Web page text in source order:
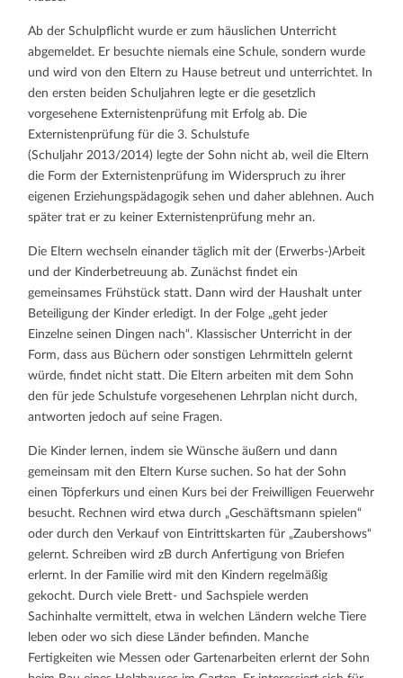
Ab der Schulpflicht wurde er zum häuslichen Unterricht
abgemeldet. Er besuchte niemals eine Schule, sondern wurde
und wird von den Eltern zu Hause betreut und unterrichtet. In
den ersten beiden Schuljahren legte er die gesetzlich
vorgesehene Externistenprüfung mit Erfolg ab. Die
Externistenprüfung für die 3. Schulstufe
(Schuljahr 2013/2014) legte der Sohn nicht ab, weil die Eltern
die Form der Externistenprüfung im Widerspruch zu ihrer
eigenen Erziehungspädagogik sehen und daher ablehnen. Auch
später trat er zu keiner Externistenprüfung mehr an.
Die Eltern wechseln einander täglich mit der (Erwerbs-)Arbeit
und der Kinderbetreuung ab. Zunächst findet ein
gemeinsames Frühstück statt. Dann wird der Haushalt unter
Beteiligung der Kinder erledigt. In der Folge „geht jeder
Einzelne seinen Dingen nach“. Klassischer Unterricht in der
Form, dass aus Büchern oder sonstigen Lehrmitteln gelernt
würde, findet nicht statt. Die Eltern arbeiten mit dem Sohn
den für jede Schulstufe vorgesehenen Lehrplan nicht durch,
antworten jedoch auf seine Fragen.
Die Kinder lernen, indem sie Wünsche äußern und dann
gemeinsam mit den Eltern Kurse suchen. So hat der Sohn
einen Töpferkurs und einen Kurs bei der Freiwilligen Feuerwehr
besucht. Rechnen wird etwa durch „Geschäftsmann spielen“
oder durch den Verkauf von Eintrittskarten für „Zaubershows“
gelernt. Schreiben wird zB durch Anfertigung von Briefen
erlernt. In der Familie wird mit den Kindern regelmäßig
gekocht. Durch viele Brett- und Sachspiele werden
Sachinhalte vermittelt, etwa in welchen Ländern welche Tiere
leben oder wo sich diese Länder befinden. Manche
Fertigkeiten wie Messen oder Gartenarbeiten erlernt der Sohn